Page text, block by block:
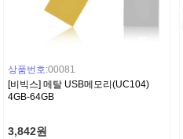
상품번호:00081
[비빅스] 메탈 USB메모리(UC104)
4GB-64GB
3,842원